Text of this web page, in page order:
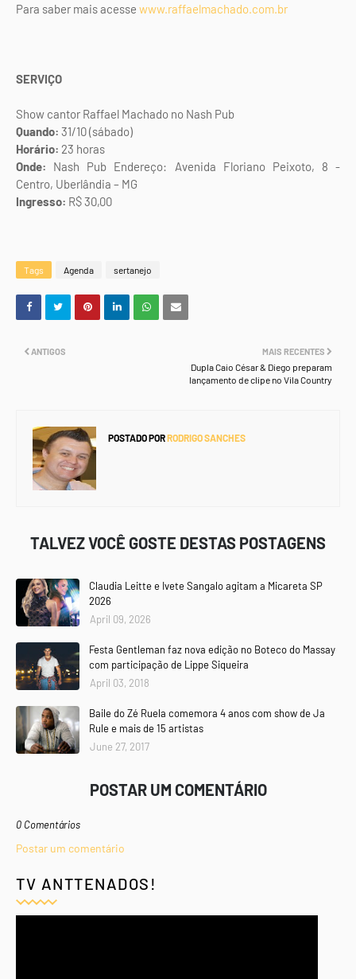
Para saber mais acesse www.raffaelmachado.com.br
SERVIÇO
Show cantor Raffael Machado no Nash Pub
Quando: 31/10 (sábado)
Horário: 23 horas
Onde: Nash Pub Endereço: Avenida Floriano Peixoto, 8 -
Centro, Uberlândia – MG
Ingresso: R$ 30,00
Tags Agenda sertanejo
MAIS RECENTES
Dupla Caio César & Diego preparam
lançamento de clipe no Vila Country
ANTIGOS
POSTADO PORRODRIGO SANCHES
TALVEZ VOCÊ GOSTE DESTAS POSTAGENS
Claudia Leitte e Ivete Sangalo agitam a Micareta SP
2026
April 09, 2026
Festa Gentleman faz nova edição no Boteco do Massay
com participação de Lippe Siqueira
April 03, 2018
Baile do Zé Ruela comemora 4 anos com show de Ja
Rule e mais de 15 artistas
June 27, 2017
POSTAR UM COMENTÁRIO
0 Comentários
Postar um comentário
TV ANTTENADOS!